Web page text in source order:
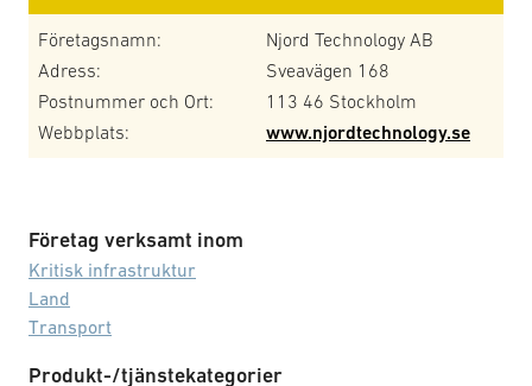
Företagsnamn:
Njord Technology AB
Adress:
Sveavägen 168
Postnummer och Ort:
113 46 Stockholm
Webbplats:
www.njordtechnology.se
Företag verksamt inom
Kritisk infrastruktur
Land
Transport
Produkt-/tjänstekategorier